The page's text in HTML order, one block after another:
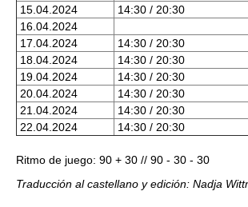
15.04.2024
14:30 / 20:30
16.04.2024
17.04.2024
14:30 / 20:30
18.04.2024
14:30 / 20:30
19.04.2024
14:30 / 20:30
20.04.2024
14:30 / 20:30
21.04.2024
14:30 / 20:30
22.04.2024
14:30 / 20:30
Ritmo de juego: 90 + 30 // 90 - 30 - 30
Traducción al castellano y edición: Nadja